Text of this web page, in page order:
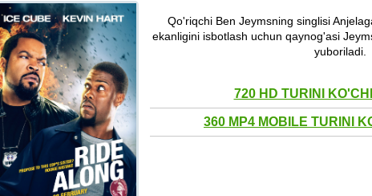
Qo'riqchi Ben Jeymsning singlisi
ekanligini isbotlash uchun qaynog'asi
yuboriladi.
720 HD TURINI
360 MP4 MOBILE TURINI